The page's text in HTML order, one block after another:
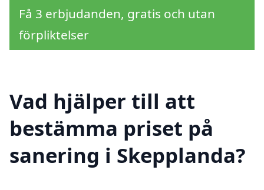
Få 3 erbjudanden, gratis och utan
förpliktelser
Vad hjälper till att
bestämma priset på
sanering i Skepplanda?